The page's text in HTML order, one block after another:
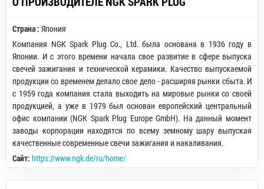
Страна : Япония
Компания NGK Spark Plug Co., Ltd. была основана в 1936 году в
Японии. И с этого времени начала свое развитие в сфере выпуска
свечей зажигания и технической керамики. Качество выпускаемой
продукции со временем делало свое дело - расширяя рынки сбыта. И
с 1959 года компания стала выходить на мировые рынки со своей
продукцией, а уже в 1979 был основан европейский центральный
офис компании (NGK Spark Plug Europe GmbH). На данный момент
заводы корпорации находятся по всему земному шару выпуская
качественные современные свечи зажигания и накаливания.
Сайт: https://www.ngk.de/ru/home/